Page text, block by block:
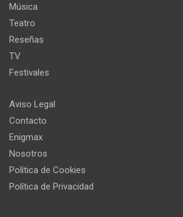
Música
Teatro
Reseñas
TV
Festivales
Aviso Legal
Contacto
Enigmax
Nosotros
Política de Cookies
Política de Privacidad